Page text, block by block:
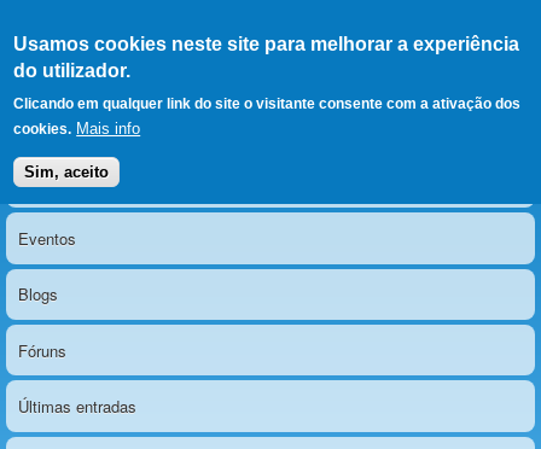
Usamos cookies neste site para melhorar a experiência
do utilizador.
Clicando em qualquer link do site o visitante consente com a ativação dos
cookies. Mais info
Sim, aceito
LERPARAVER , ir para a
página principal
O portal da visão diferente
Menu principal
Notícias
Eventos
Blogs
Fóruns
Últimas entradas